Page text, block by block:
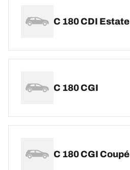
C 180 CDI Estate
C 180 CGI
C 180 CGI Coupé